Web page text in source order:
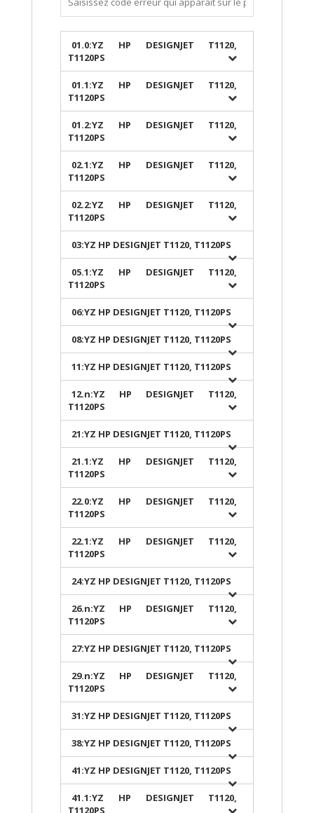
01.0:YZ HP DESIGNJET T1120,
T1120PS
01.1:YZ HP DESIGNJET T1120,
T1120PS
01.2:YZ HP DESIGNJET T1120,
T1120PS
02.1:YZ HP DESIGNJET T1120,
T1120PS
02.2:YZ HP DESIGNJET T1120,
T1120PS
03:YZ HP DESIGNJET T1120, T1120PS
05.1:YZ HP DESIGNJET T1120,
T1120PS
06:YZ HP DESIGNJET T1120, T1120PS
08:YZ HP DESIGNJET T1120, T1120PS
11:YZ HP DESIGNJET T1120, T1120PS
12.n:YZ HP DESIGNJET T1120,
T1120PS
21:YZ HP DESIGNJET T1120, T1120PS
21.1:YZ HP DESIGNJET T1120,
T1120PS
22.0:YZ HP DESIGNJET T1120,
T1120PS
22.1:YZ HP DESIGNJET T1120,
T1120PS
24:YZ HP DESIGNJET T1120, T1120PS
26.n:YZ HP DESIGNJET T1120,
T1120PS
27:YZ HP DESIGNJET T1120, T1120PS
29.n:YZ HP DESIGNJET T1120,
T1120PS
31:YZ HP DESIGNJET T1120, T1120PS
38:YZ HP DESIGNJET T1120, T1120PS
41:YZ HP DESIGNJET T1120, T1120PS
41.1:YZ HP DESIGNJET T1120,
T1120PS